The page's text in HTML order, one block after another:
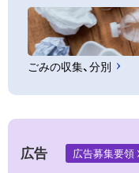
ごみの収集、分別
広告 広告募集要領